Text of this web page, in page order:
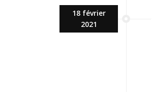
18 février
2021